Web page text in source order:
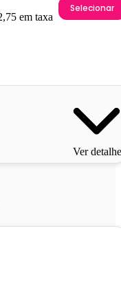
em taxa
Selecionar
Ver